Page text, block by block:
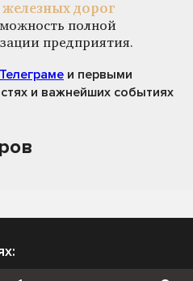
дорог
полной
предприятия.
Телеграме и первыми
и важнейших событиях